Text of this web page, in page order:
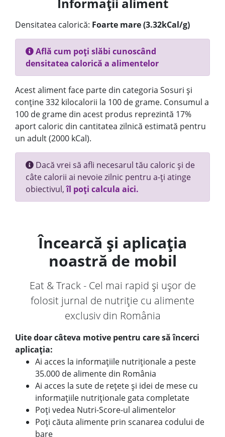
Densitatea calorică: Foarte mare (3.32kCal/g)
Află cum poți slăbi cunoscând
densitatea calorică a alimentelor
Acest aliment face parte din categoria Sosuri și
conține 332 kilocalorii la 100 de grame. Consumul a
100 de grame din acest produs reprezintă 17%
aport caloric din cantitatea zilnică estimată pentru
un adult (2000 kCal).
Dacă vrei să afli necesarul tău caloric și de
câte calorii ai nevoie zilnic pentru a-ți atinge
obiectivul,îl poți calcula aici.
Încearcă și aplicația
noastră de mobil
Eat & Track - Cel mai rapid și ușor de
folosit jurnal de nutriție cu alimente
exclusiv din România
Uite doar câteva motive pentru care să încerci
aplicația:
Ai acces la informațiile nutriționale a peste
35.000 de alimente din România
Ai acces la sute de rețete și idei de mese cu
informațiile nutriționale gata completate
Poți vedea Nutri-Score-ul alimentelor
Poți căuta alimente prin scanarea codului de
bare